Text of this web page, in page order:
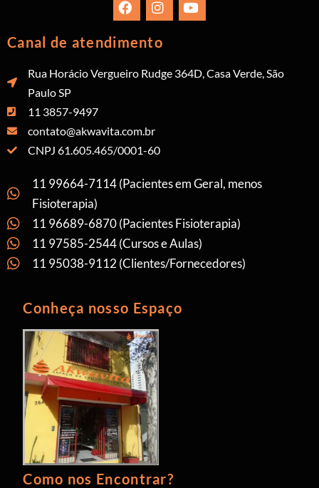
Canal de atendimento
Rua Horácio Vergueiro Rudge 364D, Casa Verde, São
Paulo SP
11 3857-9497
contato@akwavita.com.br
CNPJ 61.605.465/0001-60
11 99664-7114 (Pacientes em Geral, menos
Fisioterapia)
11 96689-6870 (Pacientes Fisioterapia)
11 97585-2544 (Cursos e Aulas)
11 95038-9112 (Clientes/Fornecedores)
Conheça nosso Espaço
Como nos Encontrar?